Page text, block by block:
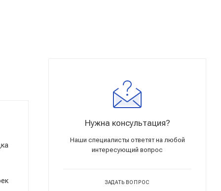
Нужна консультация?
Наши специалисты ответят на любой
интересующий вопрос
ЗАДАТЬ ВОПРОС